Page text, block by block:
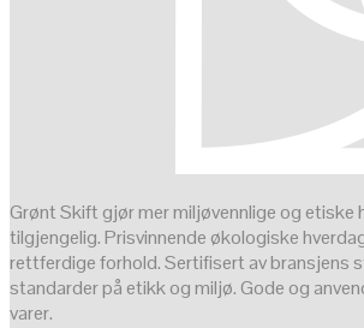
Grønt Skift gjør mer miljøvennlige og
tilgjengelig. Prisvinnende økologiske
rettferdige forhold. Sertifisert av bransjens
standarder på etikk og miljø. Gode og
varer.